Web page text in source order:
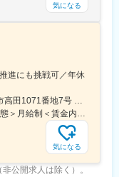
気になる
進にも挑戦可／年休
＜勤務地詳細＞高田工場住所：千葉県柏市高田1071番地7号 勤務地最寄駅：つくばエクスプレス線／柏の葉キャンパス駅受動喫煙対策：屋内全面禁煙変更の範囲：【変更の範囲：流山本社および高田工場】
＜予定年収＞500万円～750万円＜賃金形態＞月給制＜賃金内訳＞月額（基本給）：300,000円～430,000円＜月給＞300,000円～430,000円＜昇給有無＞有＜残業手当＞有＜給与補足＞※経験・スキルを考慮の上決定いたします。■賞与：年2回（7月・12月）※昨年実績4.2ヶ月■昇給：年1回（1月）■モデル年収：・年収580万円 主任（月給34万円×12ヶ月＋諸手当）・年収820万円 課長（月給48万円×12ヶ月＋諸手当）賃金はあくまでも目安の金額であり、選考を通じて上下する可能性があります。月給(月額)は固定手当を含めた表記です。
気になる
公開求人は除く）。